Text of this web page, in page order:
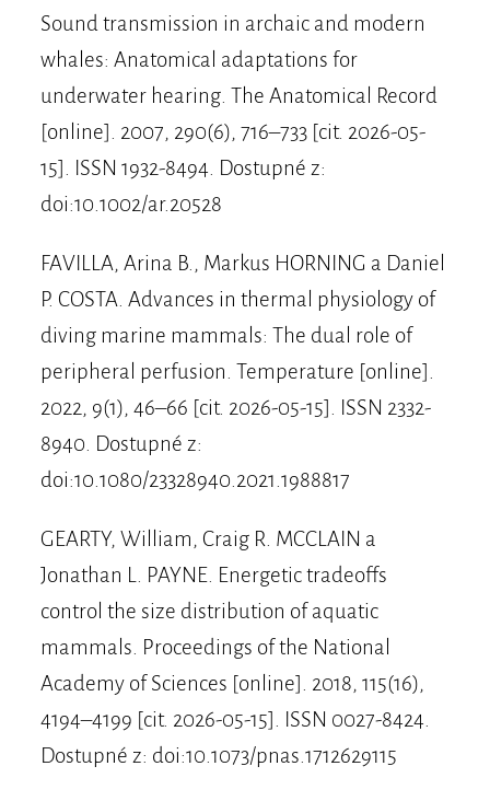
Sound transmission in archaic and modern
whales: Anatomical adaptations for
underwater hearing. The Anatomical Record
[online]. 2007, 290(6), 716–733 [cit. 2026-05-
15]. ISSN 1932-8494. Dostupné z:
doi:10.1002/ar.20528
FAVILLA, Arina B., Markus HORNING a Daniel
P. COSTA. Advances in thermal physiology of
diving marine mammals: The dual role of
peripheral perfusion. Temperature [online].
2022, 9(1), 46–66 [cit. 2026-05-15]. ISSN 2332-
8940. Dostupné z:
doi:10.1080/23328940.2021.1988817
GEARTY, William, Craig R. MCCLAIN a
Jonathan L. PAYNE. Energetic tradeoffs
control the size distribution of aquatic
mammals. Proceedings of the National
Academy of Sciences [online]. 2018, 115(16),
4194–4199 [cit. 2026-05-15]. ISSN 0027-8424.
Dostupné z: doi:10.1073/pnas.1712629115